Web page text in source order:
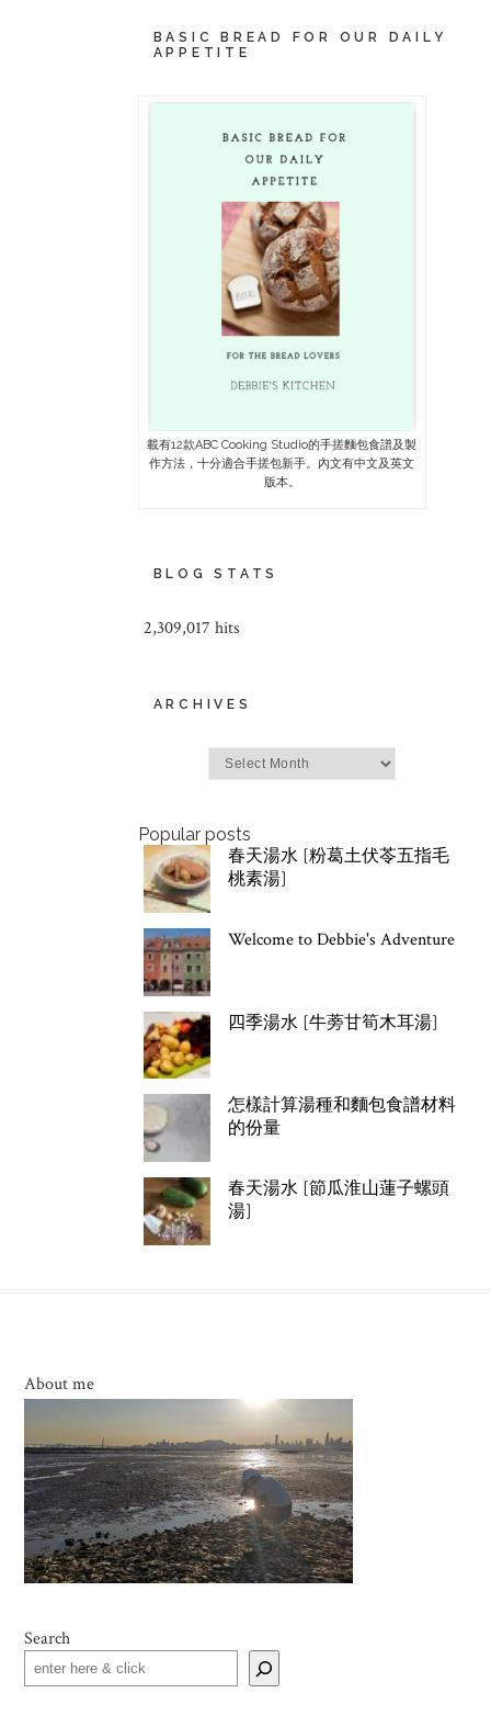
BASIC BREAD FOR OUR DAILY
APPETITE
載有12款ABC Cooking Studio的手搓麵包食譜及製
作方法，十分適合手搓包新手。內文有中文及英文
版本。
BLOG STATS
2,309,017 hits
ARCHIVES
Popular posts
春天湯水 [粉葛土伏苓五指毛
桃素湯]
Welcome to Debbie's Adventure
四季湯水 [牛蒡甘筍木耳湯]
怎樣計算湯種和麵包食譜材料
的份量
春天湯水 [節瓜淮山蓮子螺頭
湯]
About me
Search